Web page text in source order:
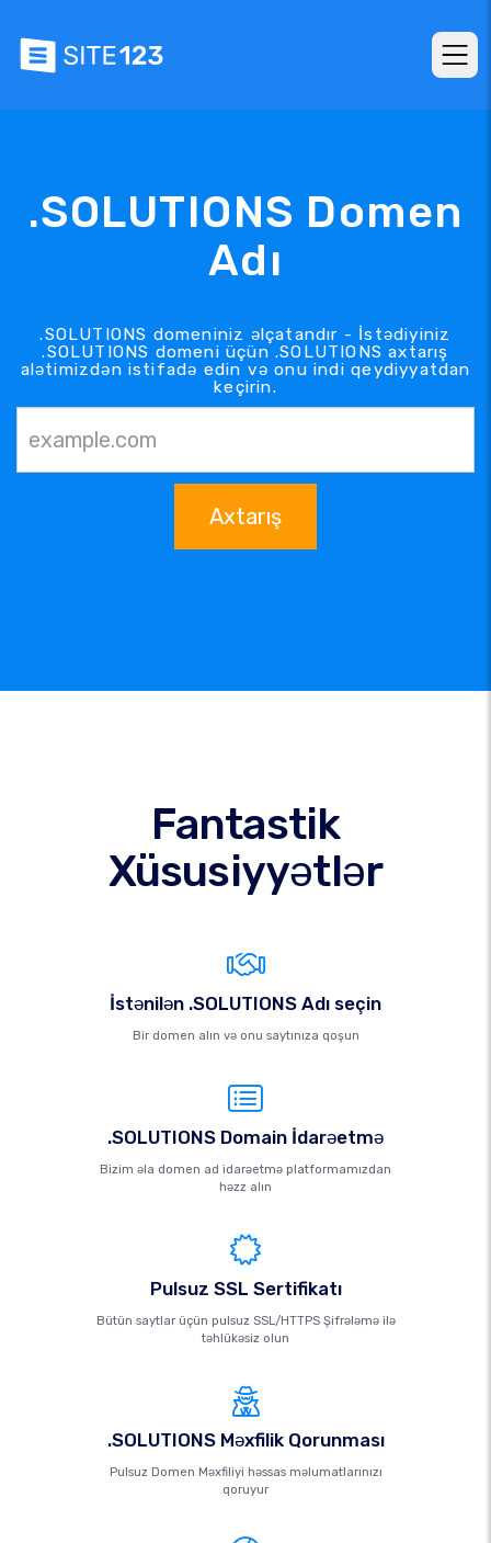
.SOLUTIONS Domen
Adı
.SOLUTIONS domeniniz əlçatandır - İstədiyiniz
.SOLUTIONS domeni üçün .SOLUTIONS axtarış
alətimizdən istifadə edin və onu indi qeydiyyatdan
keçirin.
Axtarış
Fantastik
Xüsusiyyətlər
İstənilən .SOLUTIONS Adı seçin
Bir domen alın və onu saytınıza qoşun
.SOLUTIONS Domain İdarəetmə
Bizim əla domen ad idarəetmə platformamızdan
həzz alın
Pulsuz SSL Sertifikatı
Bütün saytlar üçün pulsuz SSL/HTTPS Şifrələmə ilə
təhlükəsiz olun
.SOLUTIONS Məxfilik Qorunması
Pulsuz Domen Məxfiliyi həssas məlumatlarınızı
qoruyur